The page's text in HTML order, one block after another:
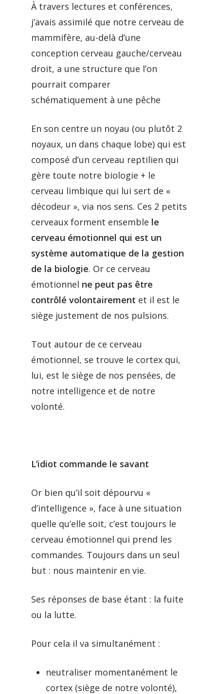
À travers lectures et conférences,
j’avais assimilé que notre cerveau de
mammifère, au-delà d’une
conception cerveau gauche/cerveau
droit, a une structure que l’on
pourrait comparer
schématiquement à une pêche
En son centre un noyau (ou plutôt 2
noyaux, un dans chaque lobe) qui est
composé d’un cerveau reptilien qui
gère toute notre biologie + le
cerveau limbique qui lui sert de «
décodeur », via nos sens. Ces 2 petits
cerveaux forment ensemble le
cerveau émotionnel qui est un
système automatique de la gestion
de la biologie. Or ce cerveau
émotionnel ne peut pas être
contrôlé volontairement et il est le
siège justement de nos pulsions.
Tout autour de ce cerveau
émotionnel, se trouve le cortex qui,
lui, est le siège de nos pensées, de
notre intelligence et de notre
volonté.
L’idiot commande le savant
Or bien qu’il soit dépourvu «
d’intelligence », face à une situation
quelle qu’elle soit, c’est toujours le
cerveau émotionnel qui prend les
commandes. Toujours dans un seul
but : nous maintenir en vie.
Ses réponses de base étant : la fuite
ou la lutte.
Pour cela il va simultanément :
neutraliser momentanément le
cortex (siège de notre volonté),